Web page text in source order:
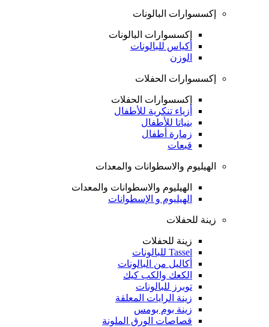
إكسسوارات البالونات
إكسسوارات البالونات
أكياس للبالونات
الوزن
إكسسوارات الحفلات
إكسسوارات الحفلات
أزياء تنكرية للأطفال
بنياتا للأطفال
زمارة أطفال
قبعات
الهيليوم والاسطوانات والمعدات
الهيليوم والاسطوانات والمعدات
الهيليوم و الإسطوانات
زينة للحفلات
زينة للحفلات
Tassel للبالونات
أكاليل من البالونات
الكعك والكب كيك
توبرز للبالونات
زينة الرايات المعلقة
زينة بوم بومس
قصاصات الورق الملونة